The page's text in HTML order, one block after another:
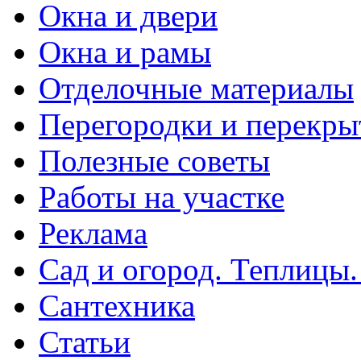
Окна и двери
Окна и рамы
Отделочные материалы
Перегородки и
Полезные советы
Работы на участке
Реклама
Сад и огород.
Сантехника
Статьи